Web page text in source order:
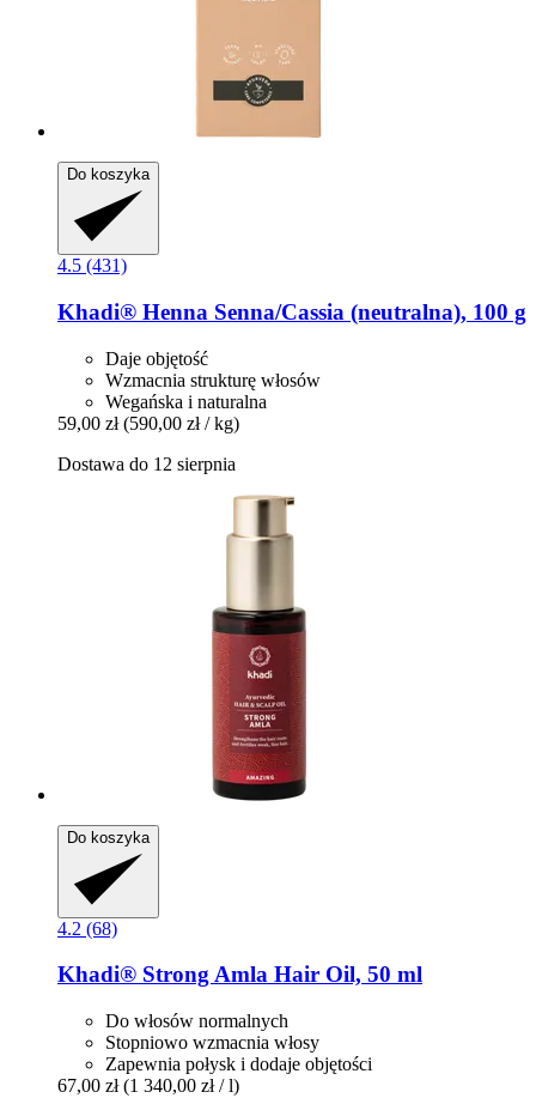
Do koszyka
4.5 (431)
Khadi® Henna Senna/Cassia (neutralna), 100 g
Daje objętość
Wzmacnia strukturę włosów
Wegańska i naturalna
59,00 zł (590,00 zł / kg)
Dostawa do 12 sierpnia
Do koszyka
4.2 (68)
Khadi® Strong Amla Hair Oil, 50 ml
Do włosów normalnych
Stopniowo wzmacnia włosy
Zapewnia połysk i dodaje objętości
67,00 zł (1 340,00 zł / l)